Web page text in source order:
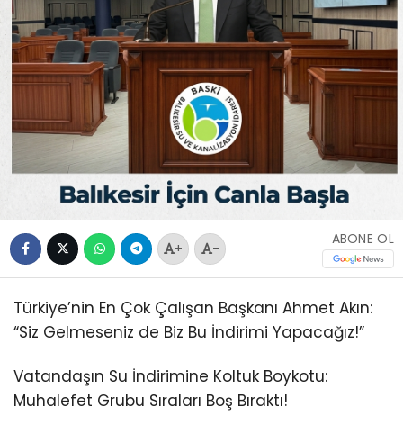
+ -
ABONE OL
Türkiye’nin En Çok Çalışan Başkanı Ahmet Akın:
“Siz Gelmeseniz de Biz Bu İndirimi Yapacağız!”
Vatandaşın Su İndirimine Koltuk Boykotu:
Muhalefet Grubu Sıraları Boş Bıraktı!